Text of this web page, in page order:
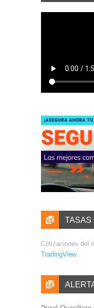
TASAS
Cotizaciones del
TradingView